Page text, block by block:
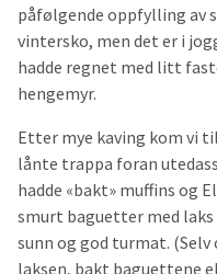
påfølgende oppfylling av
vintersko, men det er i
hadde regnet med litt
hengemyr.
Etter mye kaving kom vi
lånte trappa foran
hadde «bakt» muffins og
smurt baguetter med laks
sunn og god turmat. (Selv
laksen, bakt baguettene